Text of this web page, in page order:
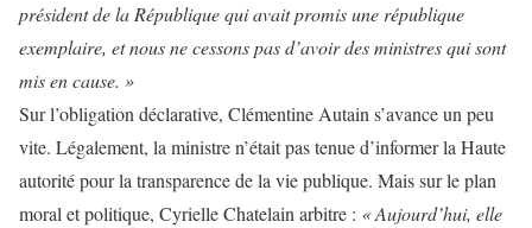
président de la République qui avait promis une république
exemplaire, et nous ne cessons pas d’avoir des ministres qui sont
mis en cause. »
Sur l’obligation déclarative, Clémentine Autain s’avance un peu
vite. Légalement, la ministre n’était pas tenue d’informer la Haute
autorité pour la transparence de la vie publique. Mais sur le plan
moral et politique, Cyrielle Chatelain arbitre : « Aujourd’hui, elle